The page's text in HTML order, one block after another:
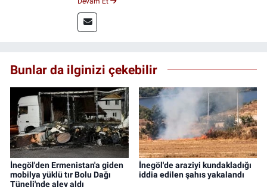
saha deneyimi kazandım. 2023 yılından beri
Genç Gazete'de okurlarımıza haber
Bunlar da ilginizi çekebilir
İnegöl'den Ermenistan'a giden
mobilya yüklü tır Bolu Dağı
Tüneli'nde alev aldı
İnegöl'de araziyi kundakladığı
iddia edilen şahıs yakalandı